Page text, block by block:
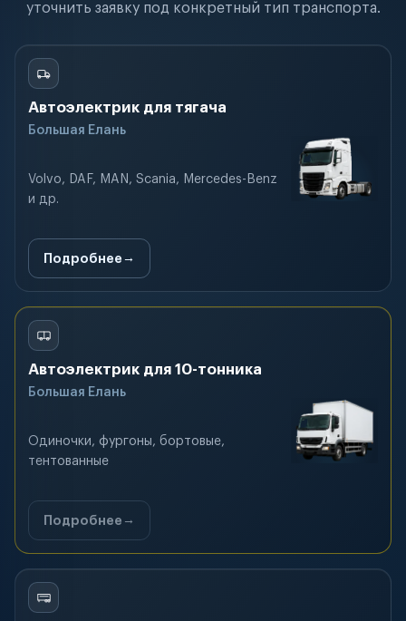
уточнить заявку под конкретный тип транспорта.
Автоэлектрик для тягача
Большая Елань
Volvo, DAF, MAN, Scania, Mercedes-Benz
и др.
Подробнее
Автоэлектрик для 10-тонника
Большая Елань
Одиночки, фургоны, бортовые,
тентованные
Подробнее